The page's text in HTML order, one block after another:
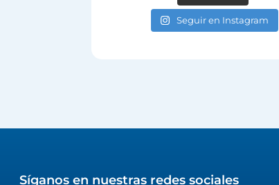
Seguir en Instagram
Síganos en nuestras redes sociales